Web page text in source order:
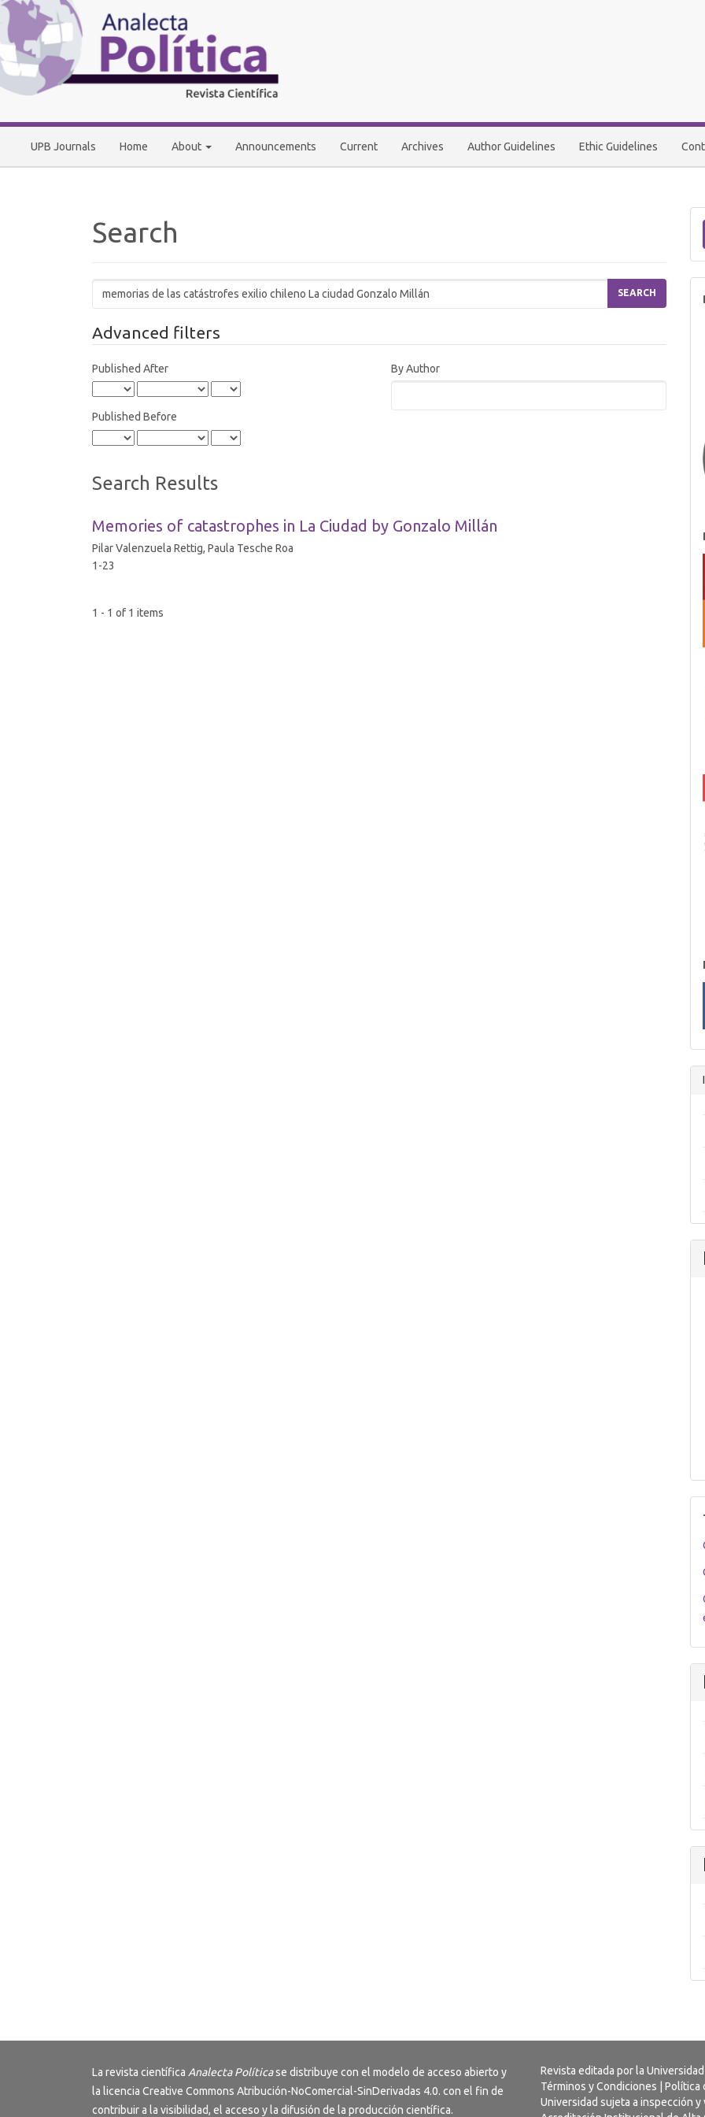
Main
Navigation
Main
Content
Sidebar
UPB Journals Home About Announcements Current Archives Author Guidelines Ethic Guidelines
Search
articles
Advanced filters
Published After
Published Before
By Author
Search Results
Memories of catastrophes in La Ciudad by Gonzalo Millán
Pilar Valenzuela Rettig, Paula Tesche Roa
1-23
1 - 1 of 1 items
a
La revista científica Analecta Políticase distribuye con el modelo de acceso abierto y
la licencia Creative Commons Atribución-NoComercial-SinDerivadas 4.0. con el fin de
contribuir a la visibilidad, el acceso y la difusión de la producción científica.
Revista editada por la
Términos y Condiciones
Política
Universidad sujeta a inspección